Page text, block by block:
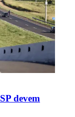
devem